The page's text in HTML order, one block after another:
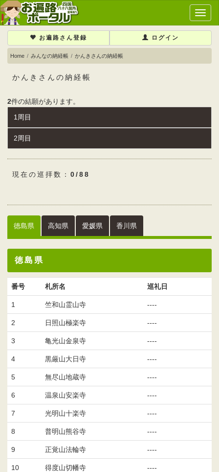
メ
イ
メ
ュ
お遍路さん登録 ログイン
Home みんなの納経帳 かんきさんの納経帳
かんきさんの納経帳
2件の結願があります。
1周目
2周目
現在の巡拝数： 0/88
徳島県 高知県 愛媛県 香川県
徳島県
番号 札所名 巡礼日
1 竺和山霊山寺 ----
2 日照山極楽寺 ----
3 亀光山金泉寺 ----
4 黒厳山大日寺 ----
5 無尽山地蔵寺 ----
6 温泉山安楽寺 ----
7 光明山十楽寺 ----
8 普明山熊谷寺 ----
9 正覚山法輪寺 ----
10 得度山切幡寺 ----